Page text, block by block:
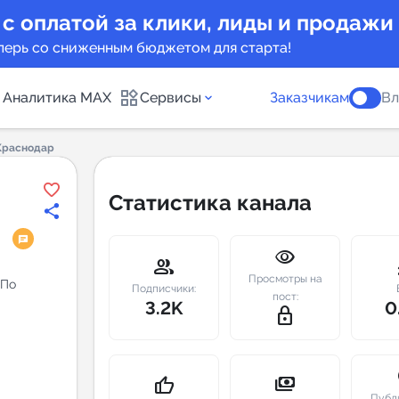
оплатой за клики, лиды и продажи
со сниженным бюджетом для старта!
Аналитика MAX Сервисы
Индекс
Telegram
New
Заказчикам
Статистика канала
group
Подписчики:
3.2K
visibility
Просмотры на
пост:
lock_outline
thumb_up payments